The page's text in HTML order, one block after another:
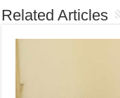
Related Articles